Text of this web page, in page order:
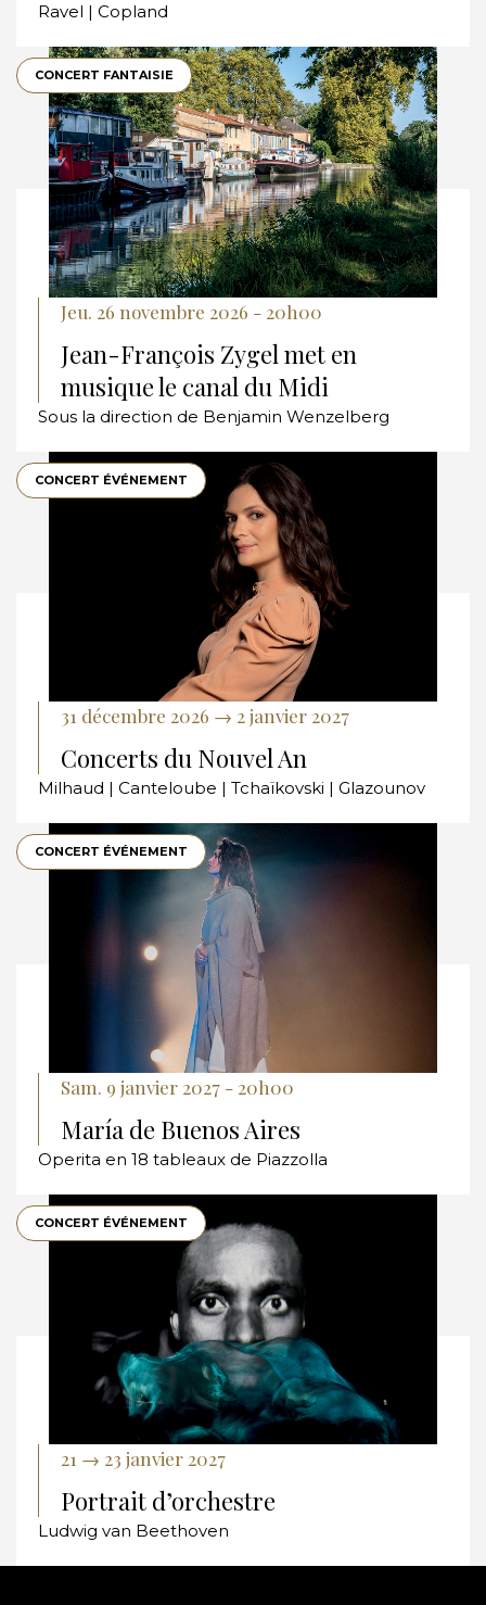
Ravel | Copland
Jean-François Zygel met en
musique le canal du Midi
Jeu. 26 novembre 2026 - 20h00
Sous la direction de Benjamin Wenzelberg
CONCERT FANTAISIE
Concerts du Nouvel An
31 décembre 2026 → 2 janvier 2027
Milhaud | Canteloube | Tchaïkovski | Glazounov
CONCERT ÉVÉNEMENT
María de Buenos Aires
Sam. 9 janvier 2027 - 20h00
Operita en 18 tableaux de Piazzolla
CONCERT ÉVÉNEMENT
Portrait d’orchestre
21 → 23 janvier 2027
Ludwig van Beethoven
CONCERT ÉVÉNEMENT